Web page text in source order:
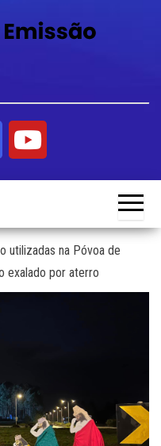
utilizadas na Póvoa de
exalado por aterro